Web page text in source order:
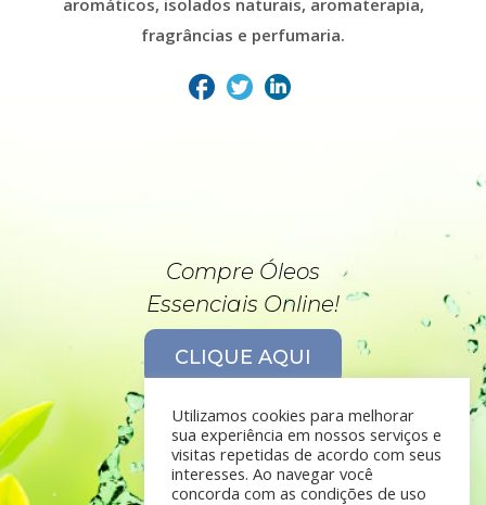
aromáticos, isolados naturais, aromaterapia,
fragrâncias e perfumaria.
Compre Óleos
Essenciais Online!
CLIQUE AQUI
Utilizamos cookies para melhorar
sua experiência em nossos serviços e
visitas repetidas de acordo com seus
interesses. Ao navegar você
concorda com as condições de uso